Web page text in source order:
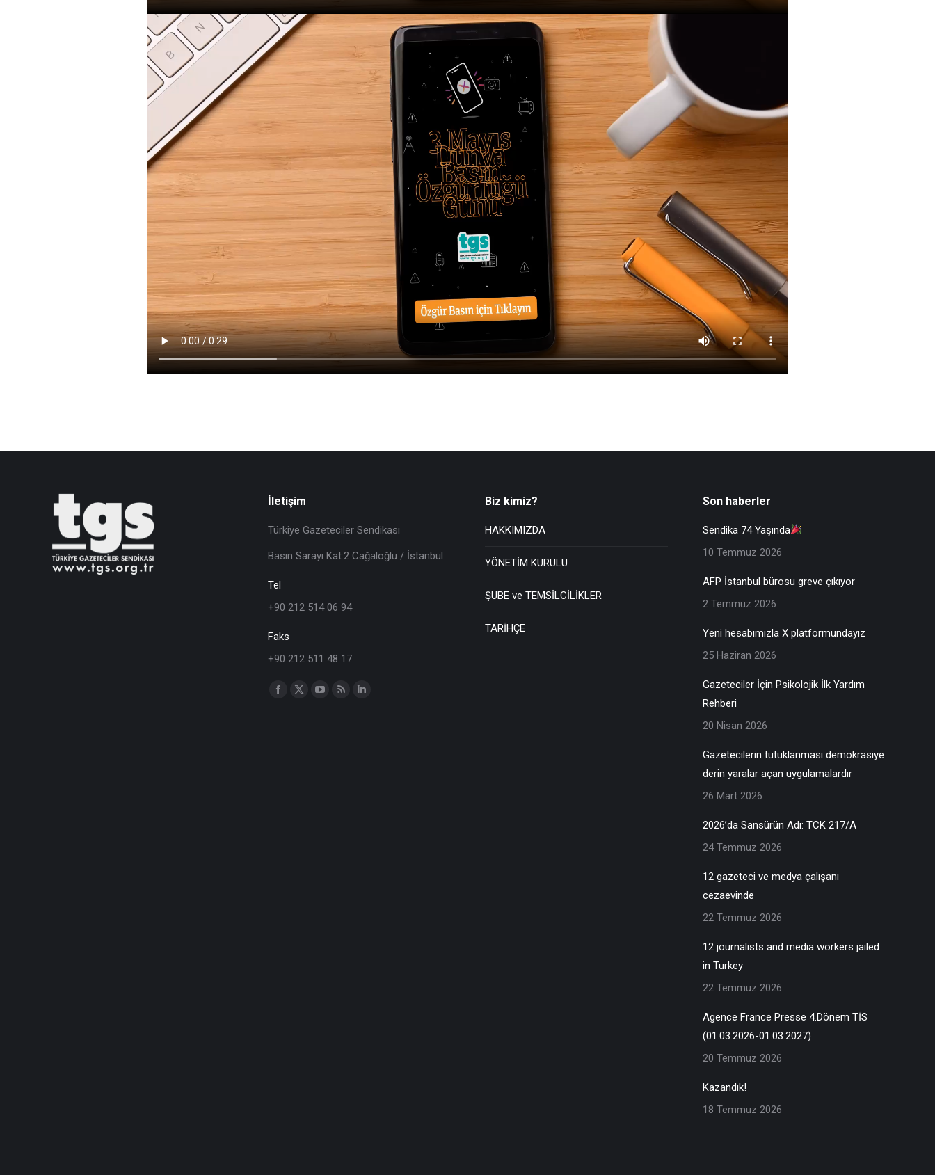
İletişim
Türkiye Gazeteciler Sendikası
Basın Sarayı Kat:2 Cağaloğlu / İstanbul
Tel
+90 212 514 06 94
Faks
+90 212 511 48 17
Find us on:
Biz kimiz?
HAKKIMIZDA
YÖNETİM KURULU
ŞUBE ve TEMSİLCİLİKLER
TARİHÇE
Son haberler
Sendika 74 Yaşında
10 Temmuz 2026
AFP İstanbul bürosu greve çıkıyor
2 Temmuz 2026
Yeni hesabımızla X platformundayız
25 Haziran 2026
Gazeteciler İçin Psikolojik İlk Yardım
Rehberi
20 Nisan 2026
Gazetecilerin tutuklanması demokrasiye
derin yaralar açan uygulamalardır
26 Mart 2026
2026’da Sansürün Adı: TCK 217/A
24 Temmuz 2026
12 gazeteci ve medya çalışanı
cezaevinde
22 Temmuz 2026
12 journalists and media workers jailed
in Turkey
22 Temmuz 2026
Agence France Presse 4.Dönem TİS
(01.03.2026-01.03.2027)
20 Temmuz 2026
Kazandık!
18 Temmuz 2026